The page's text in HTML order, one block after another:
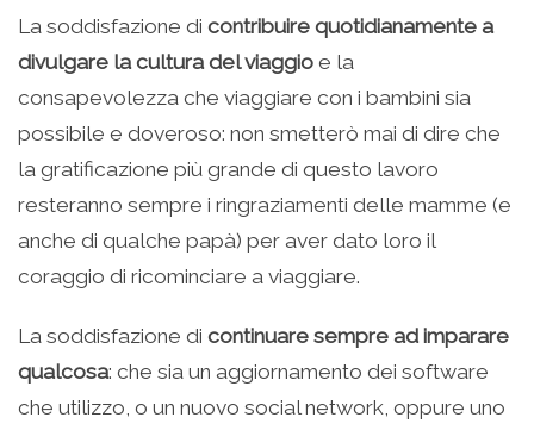
La soddisfazione di contribuire quotidianamente a
divulgare la cultura del viaggio e la
consapevolezza che viaggiare con i bambini sia
possibile e doveroso: non smetterò mai di dire che
la gratificazione più grande di questo lavoro
resteranno sempre i ringraziamenti delle mamme (e
anche di qualche papà) per aver dato loro il
coraggio di ricominciare a viaggiare.
La soddisfazione di continuare sempre ad imparare
qualcosa: che sia un aggiornamento dei software
che utilizzo, o un nuovo social network, oppure uno